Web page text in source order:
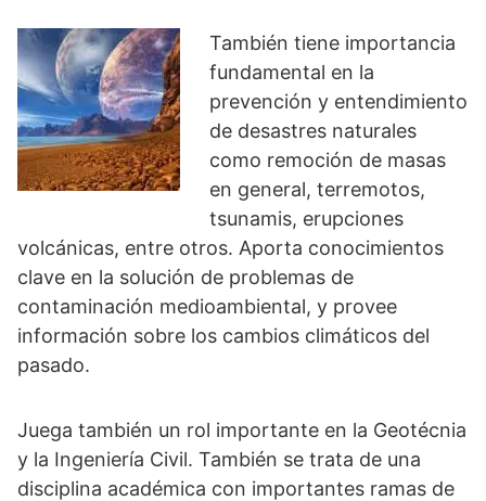
También tiene importancia
fundamental en la
prevención y entendimiento
de desastres naturales
como remoción de masas
en general, terremotos,
tsunamis, erupciones
volcánicas, entre otros. Aporta conocimientos
clave en la solución de problemas de
contaminación medioambiental, y provee
información sobre los cambios climáticos del
pasado.
Juega también un rol importante en la Geotécnia
y la Ingeniería Civil. También se trata de una
disciplina académica con importantes ramas de